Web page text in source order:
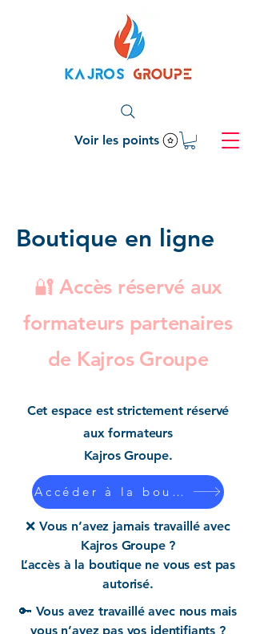
Voir les points
Boutique en ligne
🔐 Accès réservé aux
formateurs partenaires
de Kajros Groupe
Cet espace est strictement réservé
aux formateurs
Kajros Groupe.
Accéder à la boutique
❌ Vous n’avez jamais travaillé avec
Kajros Groupe ?
L’accès à la boutique ne vous est pas
autorisé.
🔑 Vous avez travaillé avec nous mais
vous n’avez pas vos identifiants ?